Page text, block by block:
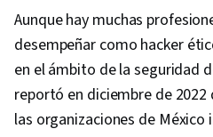
Aunque hay muchas
desempeñar como hacker
en el ámbito de la seguridad
reportó en diciembre de
las organizaciones de México